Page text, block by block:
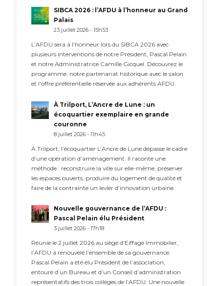
SIBCA 2026 : l’AFDU à l’honneur au Grand
Palais
23 juillet 2026 - 15h53
L’AFDU sera à l’honneur lors du SIBCA 2026 avec
plusieurs interventions de notre Président, Pascal Pelain
et notre Administratrice Camille Gicquel. Découvrez le
programme, notre partenariat historique avec le salon
et l’offre préférentielle réservée aux adhérents AFDU.
À Trilport, L’Ancre de Lune : un
écoquartier exemplaire en grande
couronne
8 juillet 2026 - 11h45
À Trilport, l’écoquartier L’Ancre de Lune dépasse le cadre
d’une opération d’aménagement. Il raconte une
méthode : reconstruire la ville sur elle-même, préserver
les espaces ouverts, produire du logement de qualité et
faire de la contrainte un levier d’innovation urbaine.
Nouvelle gouvernance de l’AFDU :
Pascal Pelain élu Président
3 juillet 2026 - 17h18
Réunie le 2 juillet 2026 au siège d’Eiffage Immobilier,
l’AFDU a renouvelé l’ensemble de sa gouvernance.
Pascal Pelain a été élu Président de l’association,
entouré d’un Bureau et d’un Conseil d’administration
représentatifs des trois collèges de l’AFDU. Une nouvelle